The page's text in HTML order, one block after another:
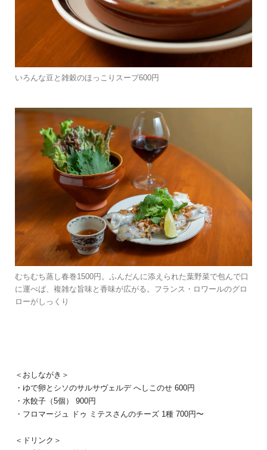
いろんな豆と雑穀のほっこりスープ600円
むちむち蒸し春巻1500円。ふんだんに添えられた葉野菜で包んで口
に運べば、複雑な旨味と香味が広がる。フランス・ロワールのグロ
ローがしっくり
＜おしながき＞
・ゆで卵とシソのサルサヴェルデ へしこのせ 600円
・水餃子（5個） 900円
・フロマージュ ドゥ ミテスさんのチーズ 1種 700円〜
＜ドリンク＞